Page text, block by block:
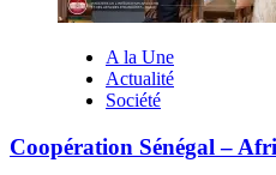
A la Une
Actualité
Société
Coopération Sénégal –